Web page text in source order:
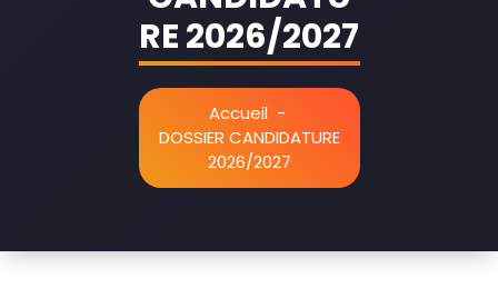
RE 2026/2027
Accueil-
DOSSIER CANDIDATURE
2026/2027